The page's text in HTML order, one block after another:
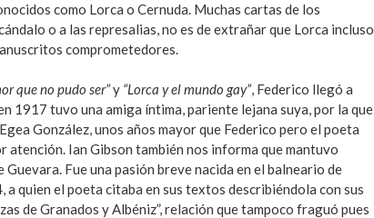
como Lorca o Cernuda. Muchas cartas de los
o a las represalias, no es de extrañar que Lorca incluso
comprometedores.
que no pudo ser”y “Lorca y el mundo gay”, Federico llegó a
1917 tuvo una amiga íntima, pariente lejana suya, por la que
González, unos años mayor que Federico pero el poeta
Ian Gibson también nos informa que mantuvo
Fue una pasión breve nacida en el balneario de
quien el poeta citaba en sus textos describiéndola con sus
de Granados y Albéniz”, relación que tampoco fraguó pues